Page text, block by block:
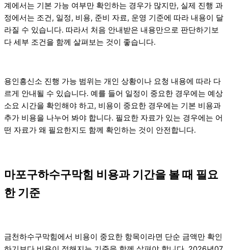
계에서는 기본 가능 여부만 확인하는 경우가 많지만, 실제 진행 과
정에서는 조건, 일정, 비용, 준비 자료, 운영 기준에 따라 내용이 달
라질 수 있습니다. 따라서 처음 안내받은 내용만으로 판단하기보
다 세부 조건을 함께 살펴보는 것이 좋습니다.
용인흥신소 진행 가능 범위는 개인 상황이나 요청 내용에 따라 다
르게 안내될 수 있습니다. 예를 들어 일정이 중요한 경우에는 예상
소요 시간을 확인해야 하고, 비용이 중요한 경우에는 기본 비용과
추가 비용을 나누어 봐야 합니다. 필요한 자료가 있는 경우에는 어
떤 자료가 왜 필요한지도 함께 확인하는 것이 안전합니다.
마포구하수구막힘 비용과 기간을 볼 때 필요
한 기준
금천하수구막힘에서 비용이 중요한 항목이라면 단순 금액만 확인